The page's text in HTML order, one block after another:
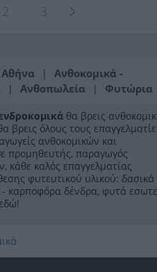
2 3
Αθήνα |
Ανθοκομικά -
| Ανθοπωλεία | Φυτώρια
θα βρεις
βρεις όλους τους
ανθοκομικών και
προμηθευτής, παραγωγός
κάθε καλός επαγγελματίας
φυτευτικού υλικού: δασικά
καρποφόρα δένδρα, φυτά